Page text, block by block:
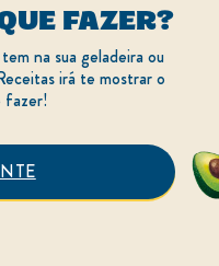
FAZER?
na sua geladeira ou
irá te mostrar o
fazer!